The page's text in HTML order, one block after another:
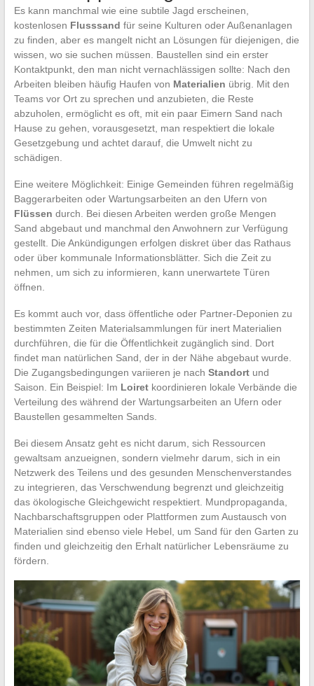
Es kann manchmal wie eine subtile Jagd erscheinen,
kostenlosen Flusssand für seine Kulturen oder Außenanlagen
zu finden, aber es mangelt nicht an Lösungen für diejenigen, die
wissen, wo sie suchen müssen. Baustellen sind ein erster
Kontaktpunkt, den man nicht vernachlässigen sollte: Nach den
Arbeiten bleiben häufig Haufen von Materialien übrig. Mit den
Teams vor Ort zu sprechen und anzubieten, die Reste
abzuholen, ermöglicht es oft, mit ein paar Eimern Sand nach
Hause zu gehen, vorausgesetzt, man respektiert die lokale
Gesetzgebung und achtet darauf, die Umwelt nicht zu
schädigen.
Eine weitere Möglichkeit: Einige Gemeinden führen regelmäßig
Baggerarbeiten oder Wartungsarbeiten an den Ufern von
Flüssen durch. Bei diesen Arbeiten werden große Mengen
Sand abgebaut und manchmal den Anwohnern zur Verfügung
gestellt. Die Ankündigungen erfolgen diskret über das Rathaus
oder über kommunale Informationsblätter. Sich die Zeit zu
nehmen, um sich zu informieren, kann unerwartete Türen
öffnen.
Es kommt auch vor, dass öffentliche oder Partner-Deponien zu
bestimmten Zeiten Materialsammlungen für inert Materialien
durchführen, die für die Öffentlichkeit zugänglich sind. Dort
findet man natürlichen Sand, der in der Nähe abgebaut wurde.
Die Zugangsbedingungen variieren je nach Standortund
Saison. Ein Beispiel: Im Loiretkoordinieren lokale Verbände die
Verteilung des während der Wartungsarbeiten an Ufern oder
Baustellen gesammelten Sands.
Bei diesem Ansatz geht es nicht darum, sich Ressourcen
gewaltsam anzueignen, sondern vielmehr darum, sich in ein
Netzwerk des Teilens und des gesunden Menschenverstandes
zu integrieren, das Verschwendung begrenzt und gleichzeitig
das ökologische Gleichgewicht respektiert. Mundpropaganda,
Nachbarschaftsgruppen oder Plattformen zum Austausch von
Materialien sind ebenso viele Hebel, um Sand für den Garten zu
finden und gleichzeitig den Erhalt natürlicher Lebensräume zu
fördern.